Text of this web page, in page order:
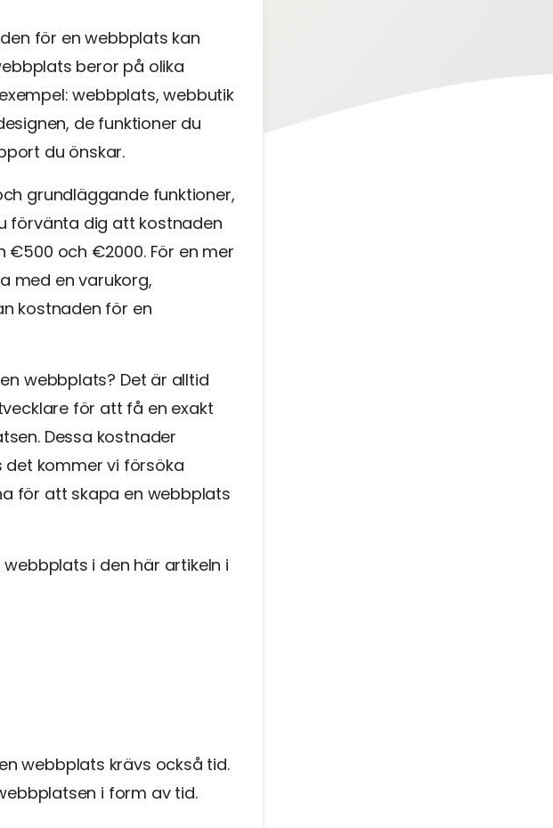
för en webbplats kan
beror på olika
webbplats, webbutik
de funktioner du
du önskar.
grundläggande funktioner,
förvänta dig att kostnaden
och €2000. För en mer
med en varukorg,
kostnaden för en
webbplats? Det är alltid
för att få en exakt
Dessa kostnader
det kommer vi försöka
för att skapa en webbplats
i den här artikeln i
webbplats krävs också tid.
i form av tid.